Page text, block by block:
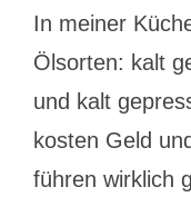
In meiner
Ölsorten: kalt
und kalt
kosten Geld
führen wirklich